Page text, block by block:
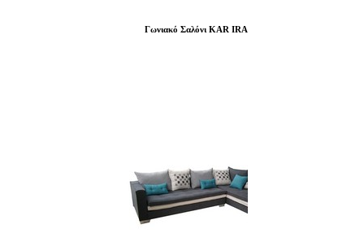
Γωνιακό Σαλόνι KAR IRA